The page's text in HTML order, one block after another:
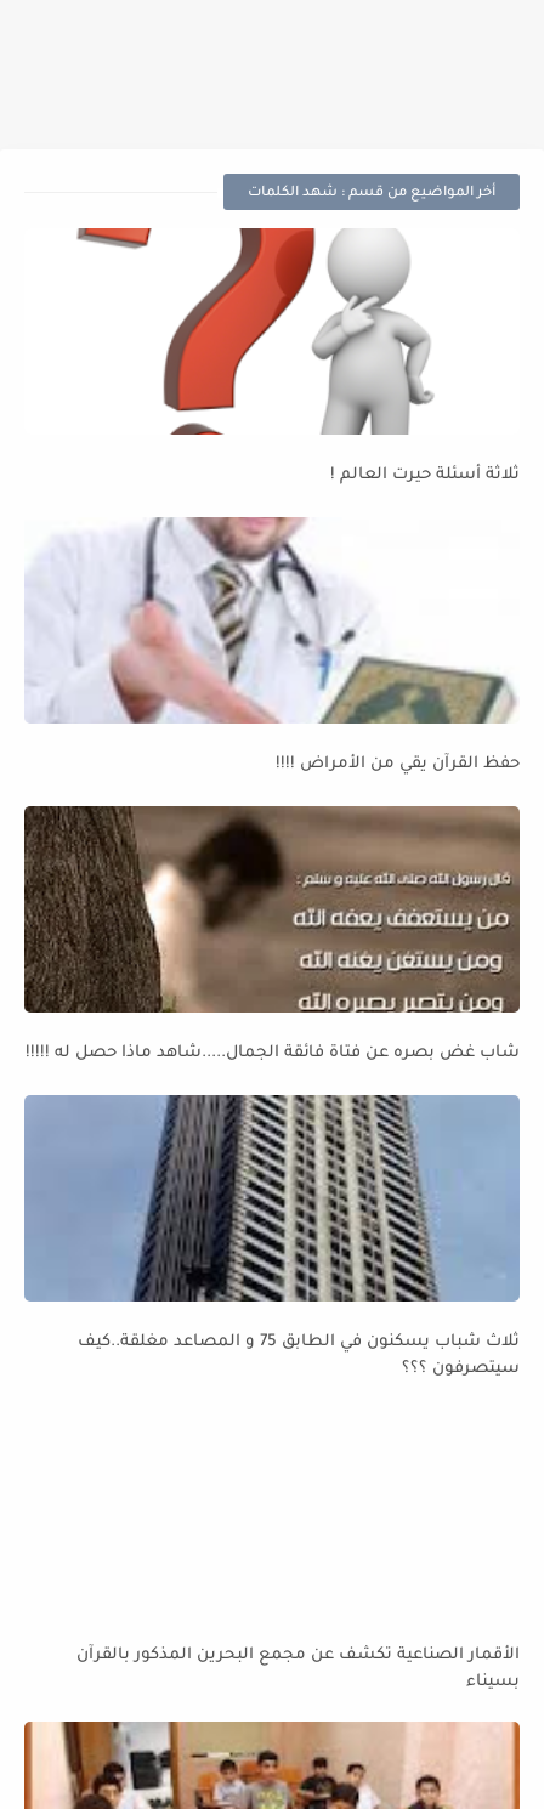
أخر المواضيع من قسم : شهد الكلمات
ثلاثة أسئلة حيرت العالم !
حفظ القرآن يقي من الأمراض !!!!
شاب غض بصره عن فتاة فائقة الجمال.....شاهد ماذا حصل له !!!!!
ثلاث شباب يسكنون في الطابق 75 و المصاعد مغلقة..كيف
سيتصرفون ؟؟؟
الأقمار الصناعية تكشف عن مجمع البحرين المذكور بالقرآن
بسيناء